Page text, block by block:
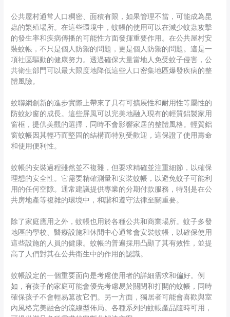
公共屋村通常人口稠密、面積有限，如果管理不當，可能成為昆
蟲的繁殖場所。在這些環境中，蚊帳的使用可以在減少蚊蟲攻擊
的發生率和疾病傳播的可能性方面發揮重要作用。在公共屋村安
裝蚊帳，不只是個人防禦的問題，更是個人防禦的問題。這是一
項社區驅動的健康努力。透過確保大量當地人免受蚊子侵害，公
共衛生部門可以最大限度地降低這些人口密集地區爆發疾病的整
體風險。
蚊聯網創新的進步實際上帶來了具有可擴展性和耐用性等屬性的
防蚊紗窗的成長。這些屏風可以完美地融入現有的輕質鋁製家用
窗框，提供美觀的選擇，同時不會影響家居的整體風格。輕質鋁
窗蚊帳因其輕巧而堅固的結構而特別受歡迎，這保證了使用壽命
和使用便利性。
蚊帳的安裝過程雖然並不複雜，但要求精確並注重細節，以確保
理想的安全性。它需要精確測量和安裝蚊帳，以避免蚊子可能利
用的任何空隙。通常建議提供專業的分期付款服務，特別是在公
共房地產等複雜的環境中，和諧和遵守法律至關重要。
除了家庭應用之外，蚊帳也用於各種公共和商業場所。蚊子多發
地區的學校、醫療設施和休閒中心通常會安裝蚊帳，以確保使用
這些設施的人員的健康。蚊帳的普遍採用凸顯了其有效性，並提
高了人們對其在公共衛生中的作用的認識。
蚊帳設定的一個重要面向是考慮使用者的詳細需求和偏好。例
如，有孩子的家庭可能會優先考慮易於關閉和打開的蚊帳，同時
確保孩子不會輕易篡改它們。另一方面，獨居者可能會喜歡與室
內風格完美融合的流線型佈局。各種系列的蚊帳產品隨時可用，